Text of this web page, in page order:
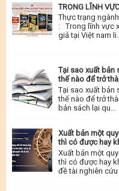
TRONG LĨNH
Thực trạng
: Trong lĩnh vực
giả tại Việt nam
Tại sao xuất bản
thế nào để trở
Tại sao xuất bản
thế nào để trở
bản sách lại qu...
Xuất bản một
thì có được hay
Xuất bản một
thì có được hay
đề tài nghiên cứu